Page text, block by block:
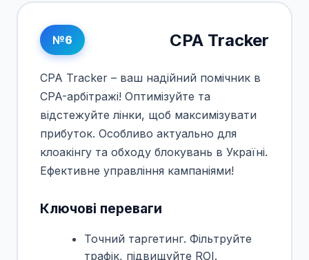
№6 CPA Tracker
CPA Tracker – ваш надійний помічник в
CPA-арбітражі! Оптимізуйте та
відстежуйте лінки, щоб максимізувати
прибуток. Особливо актуально для
клоакінгу та обходу блокувань в Україні.
Ефективне управління кампаніями!
Ключові переваги
Точний таргетинг. Фільтруйте
трафік, підвищуйте ROI.